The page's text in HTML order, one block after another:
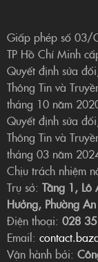
Giấp phép số 03/
TP Hồ Chí Minh
Quyết định sửa
Thông Tin và
tháng 10 năm
Quyết định sửa
Thông Tin và
tháng 03 năm
Chịu trách nhiệm
Trụ sở: Tầng 1, Lô
Hưởng, Phường
Điện thoại: 028
Email:
Vận hành bởi: